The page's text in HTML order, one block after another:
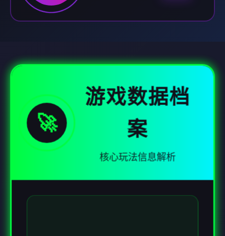
🚀
游戏数据档
案
核心玩法信息解析